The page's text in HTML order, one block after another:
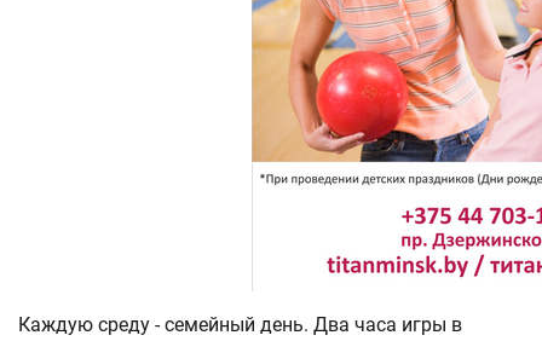
Каждую среду - семейный день. Два часа игры в